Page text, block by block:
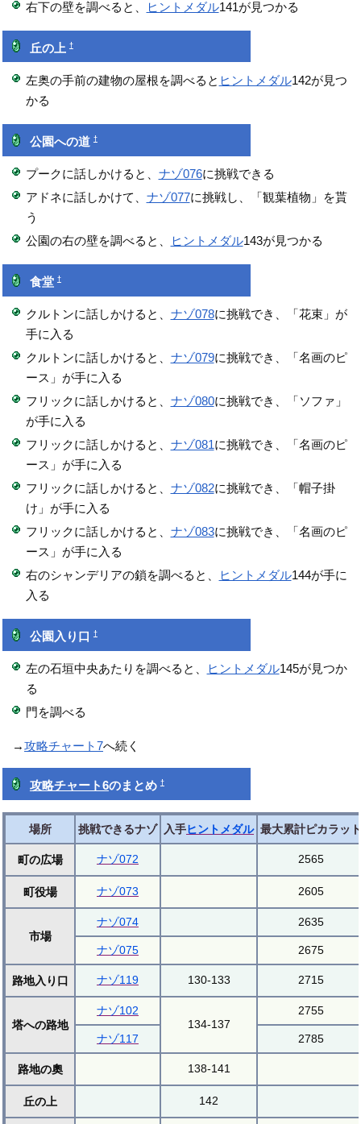
右下の壁を調べると、 ヒントメダル141が見つかる
丘の上 †
左奥の手前の建物の屋根を調べると ヒントメダル142が見つ
かる
公園への道 †
プークに話しかけると、 ナゾ076に挑戦できる
アドネに話しかけて、 ナゾ077に挑戦し、「観葉植物」を貰
う
公園の右の壁を調べると、
ヒントメダル143が見つかる
食堂 †
クルトンに話しかけると、 ナゾ078に挑戦でき、「花束」が
手に入る
クルトンに話しかけると、 ナゾ079に挑戦でき、「名画のピ
ース」が手に入る
フリックに話しかけると、 ナゾ080に挑戦でき、「ソファ」
が手に入る
フリックに話しかけると、 ナゾ081に挑戦でき、「名画のピ
ース」が手に入る
フリックに話しかけると、 ナゾ082に挑戦でき、「帽子掛
け」が手に入る
フリックに話しかけると、 ナゾ083に挑戦でき、「名画のピ
ース」が手に入る
右のシャンデリアの鎖を調べると、
ヒントメダル144が手に
入る
公園入り口 †
左の石垣中央あたりを調べると、 ヒントメダル145が見つか
る
門を調べる
→攻略チャート7へ続く
攻略チャート6のまとめ †
場所 挑戦できるナゾ 入手ヒントメダル 最大累計ピカラット
町の広場 ナゾ072 2565
町役場 ナゾ073 2605
市場
ナゾ074 2635
ナゾ075 2675
路地入り口 ナゾ119 130-133 2715
塔への路地
ナゾ102
134-137
2755
ナゾ117 2785
路地の奧 138-141
丘の上 142